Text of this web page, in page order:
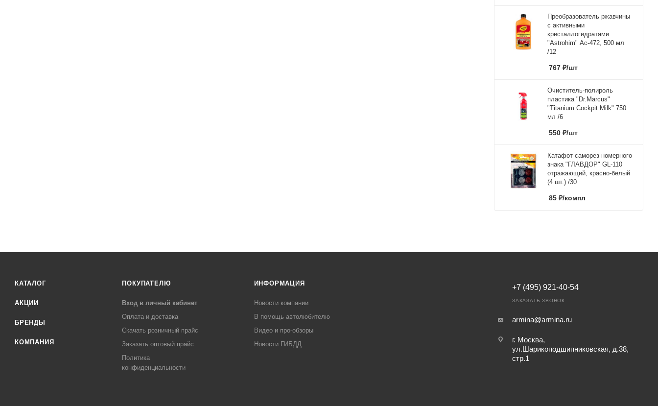
Преобразователь ржавчины
с активными
кристаллогидратами
"Astrohim" Ас-472, 500 мл
/12
767 ₽/шт
Очиститель-полироль
пластика "Dr.Marcus"
"Titanium Cockpit Milk" 750
мл /6
550 ₽/шт
Катафот-саморез номерного
знака "ГЛАВДОР" GL-110
отражающий, красно-белый
(4 шт.) /30
85 ₽/компл
КАТАЛОГ
АКЦИИ
БРЕНДЫ
КОМПАНИЯ
ПОКУПАТЕЛЮ
Вход в личный кабинет
Оплата и доставка
Скачать розничный прайс
Заказать оптовый прайс
Политика
конфиденциальности
ИНФОРМАЦИЯ
Новости компании
В помощь автолюбителю
Видео и про-обзоры
Новости ГИБДД
+7 (495) 921-40-54
ЗАКАЗАТЬ ЗВОНОК
armina@armina.ru
г. Москва,
ул.Шарикоподшипниковская, д.38,
стр.1